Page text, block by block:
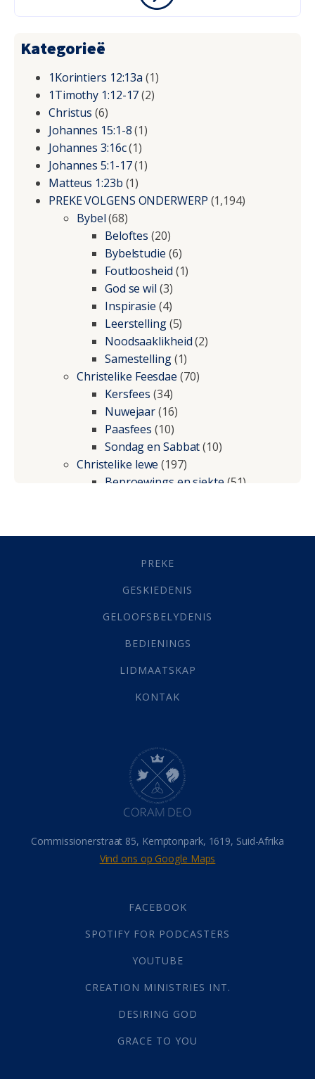
Kategorieë
1Korintiers 12:13a (1)
1Timothy 1:12-17(2)
Christus (6)
Johannes 15:1-8(1)
Johannes 3:16c(1)
Johannes 5:1-17(1)
Matteus 1:23b (1)
PREKE VOLGENS ONDERWERP (1,194)
Bybel(68)
Beloftes (20)
Bybelstudie (6)
Foutloosheid (1)
God se wil (3)
Inspirasie (4)
Leerstelling(5)
Noodsaaklikheid(2)
Samestelling(1)
Christelike Feesdae (70)
Kersfees (34)
Nuwejaar(16)
Paasfees (10)
Sondag en Sabbat(10)
Christelike lewe (197)
Beproewings en siekte(51)
Geestelike Groei(10)
(21)
Grys Areas(4)
Lewensdoel(3)
Selfondersoek(1)
Werk(22)
(142)
Hemel (31)
Israel (14)
Millennium(1)
Oordeelsdag(19)
Verheerlikte liggaam
Wederkoms
(27)
Gebed(87)
Die Onse Vader(12)
God(392)
Afgode(23)
Almag(1)
Alomteenwoordig
Alwetendheid (1)
PREKE
GESKIEDENIS
GELOOFSBELYDENIS
BEDIENINGS
LIDMAATSKAP
KONTAK
Commissionerstraat 85, Kemptonpark, 1619, Suid-Afrika
Vind ons op Google Maps
FACEBOOK
SPOTIFY FOR PODCASTERS
YOUTUBE
CREATION MINISTRIES INT.
DESIRING GOD
GRACE TO YOU